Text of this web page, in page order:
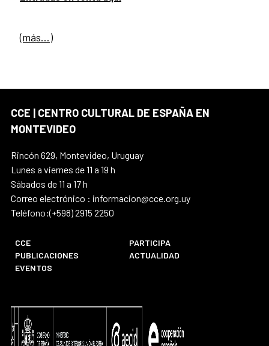
(más…)
CCE | CENTRO CULTURAL DE ESPAÑA EN
MONTEVIDEO
Rincón 629, Montevideo, Uruguay
Lunes a viernes de 11 a 19 h
Sábados de 11 a 17 h
Correo electrónico : informacion@cce.org.uy
Teléfono:(+598) 2915 2250
CCE
PARTICIPA
PUBLICACIONES
ACTUALIDAD
EVENTOS